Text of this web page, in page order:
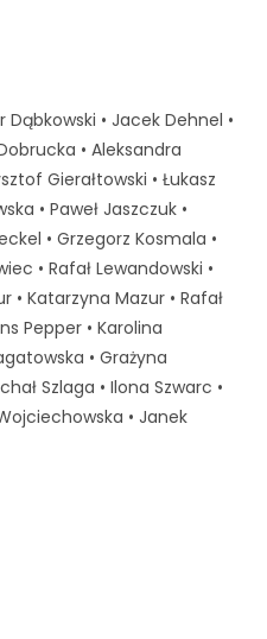
• Jacek Dehnel •
• Aleksandra
Gierałtowski • Łukasz
• Paweł Jaszczuk •
• Grzegorz Kosmala •
• Rafał Lewandowski •
• Katarzyna Mazur • Rafał
Pepper • Karolina
• Grażyna
Szlaga • Ilona Szwarc •
• Janek